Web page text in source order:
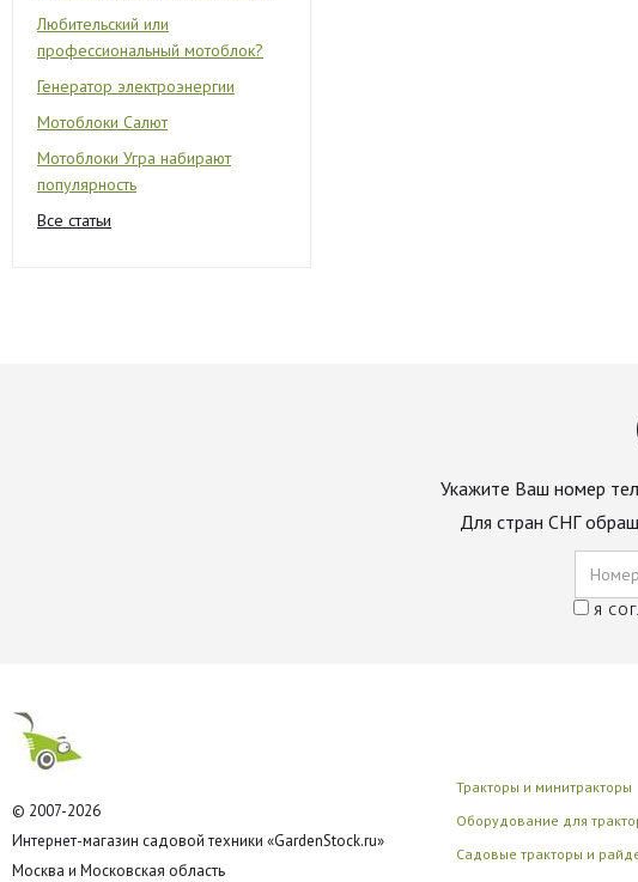
Любительский или
профессиональный мотоблок?
Генератор электроэнергии
Мотоблоки Салют
Мотоблоки Угра набирают
популярность
Все статьи
Укажите Ваш номер
Для стран СНГ
Я
© 2007-2026
Интернет-магазин садовой техники «GardenStock.ru»
Москва и Московская область
Тракторы и минитракторы
Оборудование для
Садовые тракторы и